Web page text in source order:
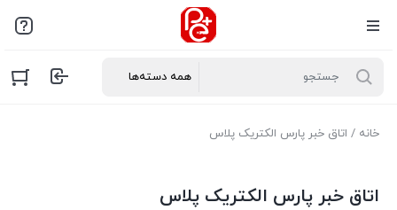
خانه / اتاق خبر پارس الکتریک پلاس
اتاق خبر پارس الکتریک پلاس